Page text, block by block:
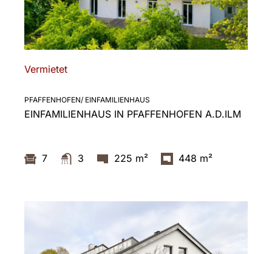
Vermietet
PFAFFENHOFEN/ EINFAMILIENHAUS
EINFAMILIENHAUS IN PFAFFENHOFEN A.D.ILM
7 3 225 m² 448 m²